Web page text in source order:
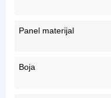
Panel materijal
Boja